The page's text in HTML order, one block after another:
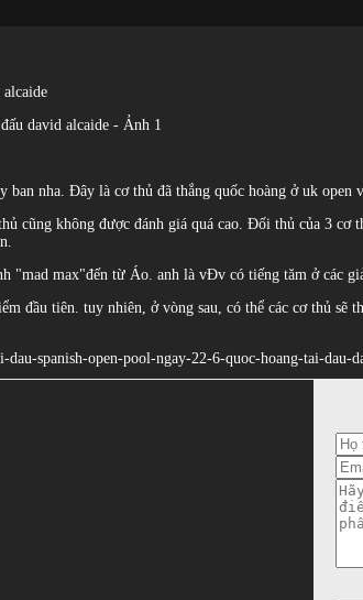
nha. Đây là cơ thủ đã thắng quốc hoàng ở uk open
cũng không được đánh giá quá cao. Đối thủ của 3
"mad max"đến từ Áo. anh là vĐv có tiếng tăm ở các
đầu tiên. tuy nhiên, ở vòng sau, có thể các cơ thủ
spanish-open-pool-ngay-22-6-quoc-hoang-tai-dau-